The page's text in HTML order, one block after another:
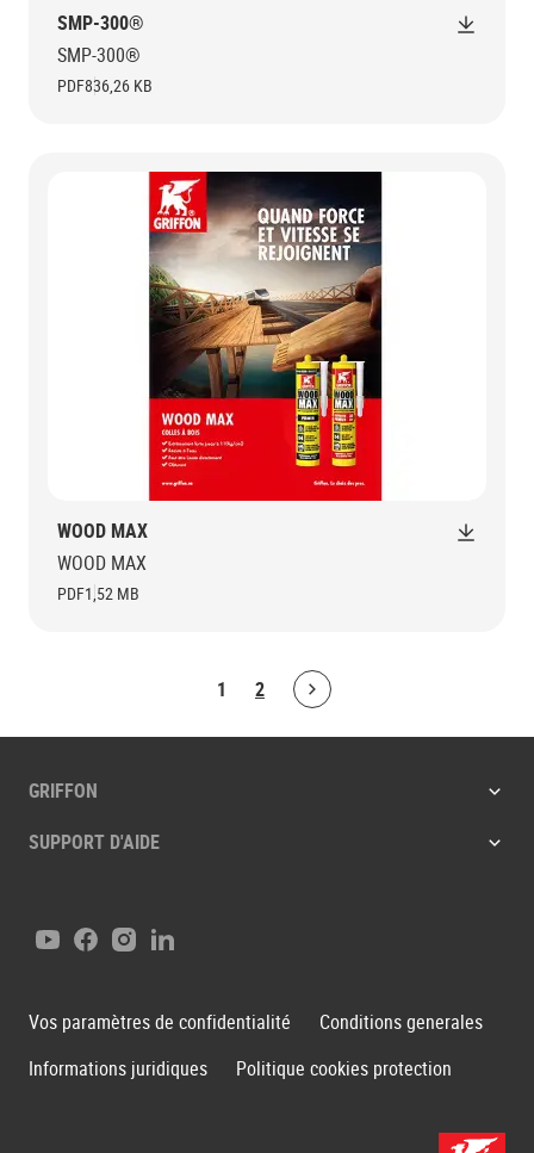
SMP-300®
SMP-300®
PDF836,26 KB
WOOD MAX
WOOD MAX
PDF1,52 MB
1 2 Bolton.ArticleList.NextPage
GRIFFON
SUPPORT D'AIDE
YoutubeFacebook
Instagram
LinkedIn
Vos paramètres de confidentialité
Conditions generales
Informations juridiques
Politique cookies protection